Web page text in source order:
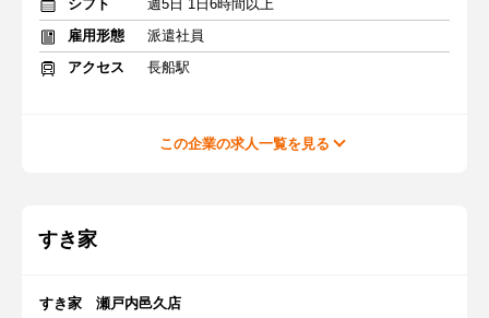
シフト
週5日 1日6時間以上
雇用形態
派遣社員
アクセス
長船駅
この企業の求人一覧を見る
すき家
すき家 瀬戸内邑久店